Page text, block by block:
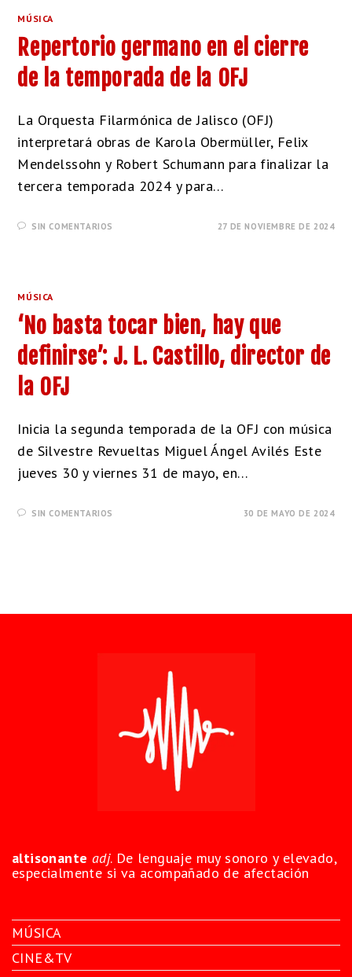
MÚSICA
Repertorio germano en el cierre
de la temporada de la OFJ
La Orquesta Filarmónica de Jalisco (OFJ)
interpretará obras de Karola Obermüller, Felix
Mendelssohn y Robert Schumann para finalizar la
tercera temporada 2024 y para…
SIN COMENTARIOS 27 DE NOVIEMBRE DE 2024
MÚSICA
‘No basta tocar bien, hay que
definirse’: J. L. Castillo, director de
la OFJ
Inicia la segunda temporada de la OFJ con música
de Silvestre Revueltas Miguel Ángel Avilés Este
jueves 30 y viernes 31 de mayo, en…
SIN COMENTARIOS 30 DE MAYO DE 2024
altisonante adj. De lenguaje muy sonoro y elevado,
especialmente si va acompañado de afectación
MÚSICA
CINE&TV